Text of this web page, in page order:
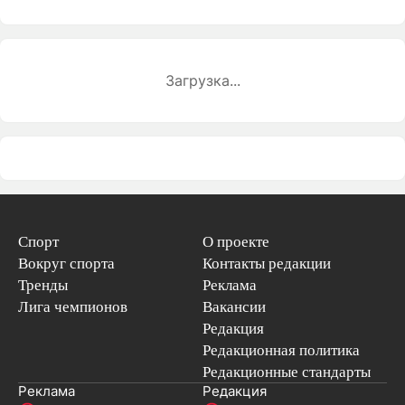
Загрузка...
Спорт
Вокруг спорта
Тренды
Лига чемпионов
О проекте
Контакты редакции
Реклама
Вакансии
Редакция
Редакционная политика
Редакционные стандарты
Реклама Редакция